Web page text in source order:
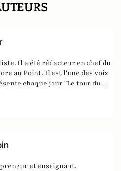
Il a été rédacteur en chef du
au Point. Il est l'une des voix
chaque jour "Le tour du
l'auteur du très
philosophe (Éditions de
et enseignant,